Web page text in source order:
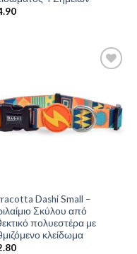
Dashi Small –
Σκύλου από
πολυεστέρα με
κλείδωμα